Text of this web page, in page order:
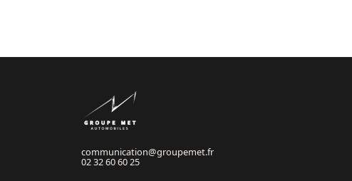
communication@groupemet.fr
02 32 60 60 25